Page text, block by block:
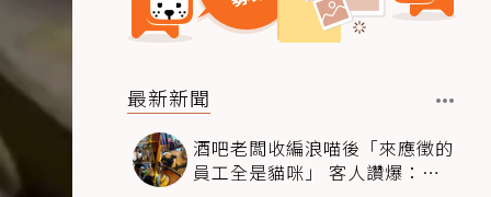
最新新聞
酒吧老闆收編浪喵後「來應徵的
員工全是貓咪」 客人讚爆：來